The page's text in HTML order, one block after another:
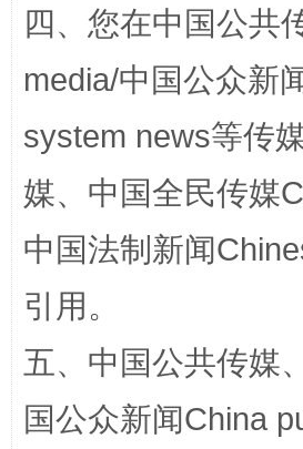
国家大学科技园优化重塑工作
扯下公款旅游的“隐身衣”
四、您在中国公共
media/中国公众新
system news等传
媒、中国全民传媒
中国法制新闻
引用。
五、中国公共传媒
国公众新闻China